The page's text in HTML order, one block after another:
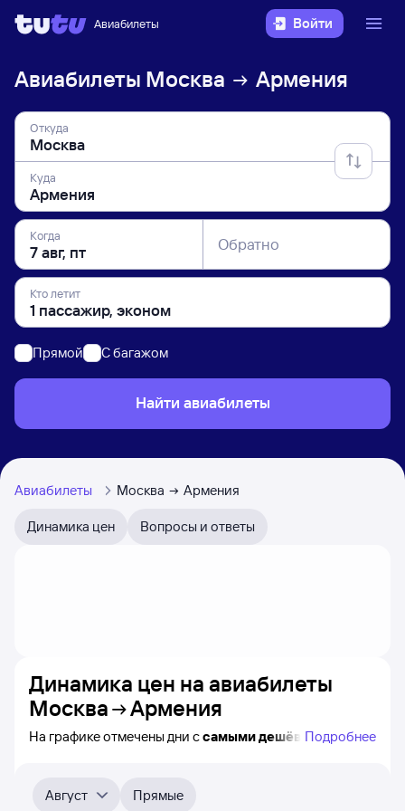
Авиабилеты Войти
Авиабилеты Москва Армения
Откуда
Куда
Когда Обратно
Кто летит
Прямой C багажом
Найти авиабилеты
Авиабилеты Москва Армения
Динамика цен Вопросы и ответы
Динамика цен на авиабилеты
Москва
Армения
На графике отмечены дни ссамыми дешёвыми
на ближайшие пять месяцев. Выберите день,
перейдите по клику к поиску билетов на нужный рейс и
Подробнее
Август
Прямые